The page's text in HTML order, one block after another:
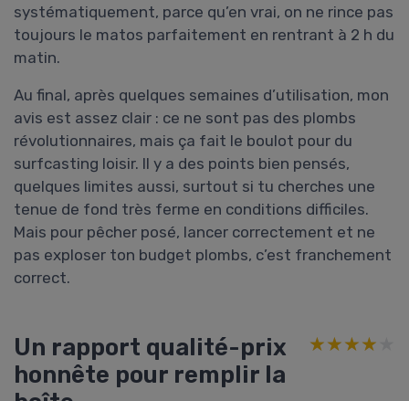
systématiquement, parce qu’en vrai, on ne rince pas
toujours le matos parfaitement en rentrant à 2 h du
matin.
Au final, après quelques semaines d’utilisation, mon
avis est assez clair : ce ne sont pas des plombs
révolutionnaires, mais ça fait le boulot pour du
surfcasting loisir. Il y a des points bien pensés,
quelques limites aussi, surtout si tu cherches une
tenue de fond très ferme en conditions difficiles.
Mais pour pêcher posé, lancer correctement et ne
pas exploser ton budget plombs, c’est franchement
correct.
Un rapport qualité-prix
honnête pour remplir la
★★★★★
★★★★★